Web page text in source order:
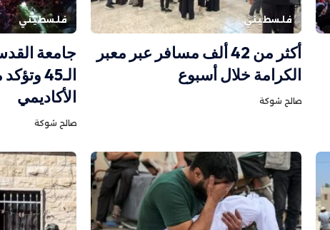
فلسطيني
أكثر من 42 ألف مسافر عبر معبر
الكرامة خلال أسبوع
صالح شوكة
فلسطيني
جامعة
الـ45
الأكاديمي
صالح شوكة